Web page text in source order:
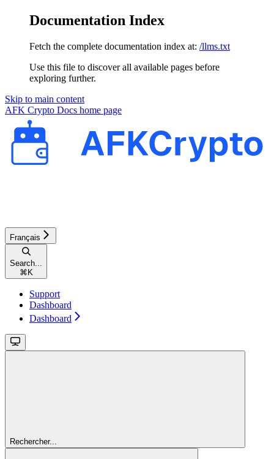
Documentation Index
Fetch the complete documentation index at: /llms.txt
Use this file to discover all available pages before
exploring further.
Skip to main content
AFK Crypto Docs home page
Français
Search...
⌘ K
Support
Dashboard
Dashboard
Rechercher...